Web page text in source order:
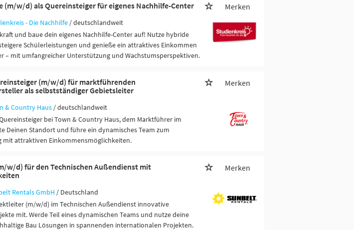
(m/w/d) als Quereinsteiger für eigenes Nachhilfe-Center Merken
- Die Nachhilfe / deutschlandweit
und baue dein eigenes Nachhilfe-Center auf! Nutze hybride
Schülerleistungen und genieße ein attraktives Einkommen
– mit umfangreicher Unterstützung und Wachstumsperspektiven.
(m/w/d) für marktführenden
als selbstständiger Gebietsleiter
Merken
& Country Haus / deutschlandweit
bei Town & Country Haus, dem Marktführer im
Deinen Standort und führe ein dynamisches Team zum
mit attraktiven Einkommensmöglichkeiten.
w/d) für den Technischen Außendienst mit
Merken
Rentals GmbH / Deutschland
(m/w/d) im Technischen Außendienst innovative
mit. Werde Teil eines dynamischen Teams und nutze deine
Bau Lösungen in spannenden internationalen Projekten.